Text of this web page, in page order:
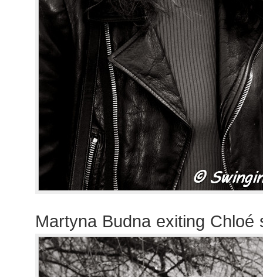
Martyna Budna exiting Chloé